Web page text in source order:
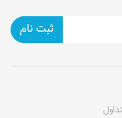
ثبت نام